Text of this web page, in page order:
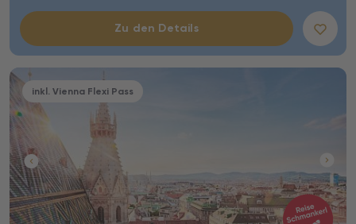
Zu den Details
inkl. Vienna Flexi Pass